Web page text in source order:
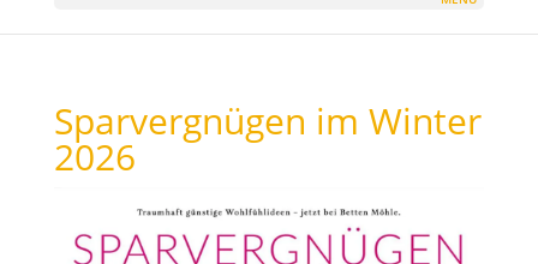
Sparvergnügen im Winter
2026